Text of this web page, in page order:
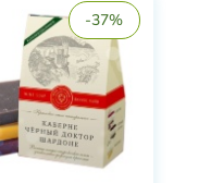
-37%